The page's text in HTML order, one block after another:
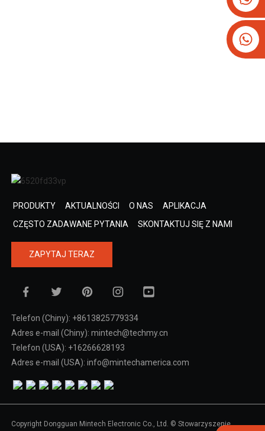
PRODUKTY AKTUALNOŚCI O NAS
APLIKACJA
CZĘSTO ZADAWANE PYTANIA
SKONTAKTUJ SIĘ Z NAMI
ZAPYTAJ TERAZ
Telefon (Chiny): +8613825779334
Adres e-mail (Chiny): mintech@techmy.cn
Telefon (USA): +16266628193
Adres e-mail (USA): info@mintechamerica.com
Copyright Dongguan Mintech Electronic Co., Ltd. © Stowarzyszenie